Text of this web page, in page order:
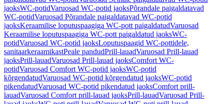
jaoksWC-potidVaruosad WC-potid jaoksPõrandale paigaldatavad
WC-potidVaruosad Põrandale paigaldatavad WC-potid
jaoksKeraamilise loputuspaagiga WC-pott paigaldatudVaruosad
Keraamilise loputuspaagiga WC-pott paigaldatud jaoksWC-
potidVaruosad WC-potid jaoksLoputuspaagid WC-pottidele,
sanitaarkeraamikastPeale pandudPrill-lauadVaruosad Prill-lauad
jaoksPrill-lauadVaruosad Prill-lauad jaoksComfort WC-
potidVaruosad Comfort WC-potid jaoksWC-potid
kõrgendatudVaruosad WC-potid kõrgendatud jaoksWC-potid
pikendatudVaruosad WC-potid pikendatud jaoksComfort prill-
lauadVaruosad Comfort prill-lauad jaoksPrill-lauadVaruosad Prill-